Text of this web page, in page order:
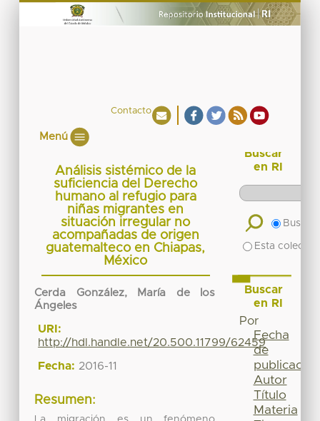
Contacto
Menú
Análisis sistémico de la
suficiencia del Derecho
humano al refugio para
niñas migrantes en
situación irregular no
acompañadas de origen
guatemalteco en Chiapas,
México
Cerda González, María de los
Ángeles
URI:
http://hdl.handle.net/20.500.11799/62459
Fecha: 2016-11
Resumen:
Buscar
en RI
Buscar
Esta
Buscar
en RI
Por
Fecha
de
publicación
Autor
Título
Materia